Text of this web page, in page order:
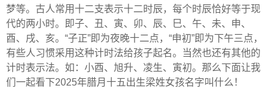
梦等。古人常用十二支表示十二时辰，每个时辰恰好等于现
代的两小时。即子、丑、寅、卯、辰、巳、午、未、申、
酉、戌、亥。“子正”即为夜晚十二点，“申初”即为下午三点，
有些人习惯采用这种计时法给孩子起名。当然也还有其他的
计时表示法。如：小酉、旭升、凌生、寅初。那么下面让我
们一起看下2025年腊月十五出生梁姓女孩名字叫什么！